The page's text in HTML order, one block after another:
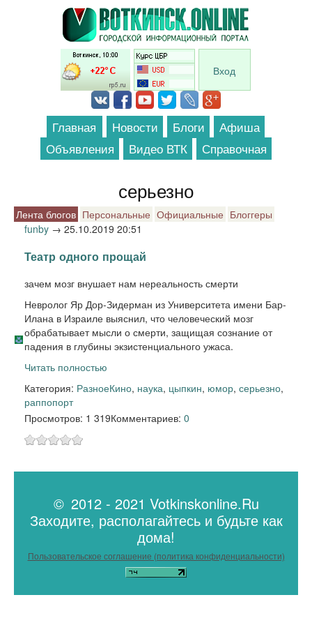
Перейти к основному содержанию
Вход
Главная Новости Блоги
Афиша
Объявления
Видео ВТК Справочная
серьезно
Лента блогов Персональные Официальные Блоггеры
funby → 25.10.2019 20:51
Театр одного прощай
зачем мозг внушает нам нереальность смерти
Невролог Яр Дор-Зидерман из Университета имени Бар-
Илана в Израиле выяснил, что человеческий мозг
обрабатывает мысли о смерти, защищая сознание от
падения в глубины экзистенциального ужаса.
Читать полностью
Категория: РазноеКино, наука, цыпкин, юмор, серьезно,
раппопорт
Просмотров: 1 319Комментариев: 0
© 2012 - 2021 Votkinskonline.Ru
Заходите, располагайтесь и будьте как
дома!
Пользовательское соглашение (политика конфиденциальности)